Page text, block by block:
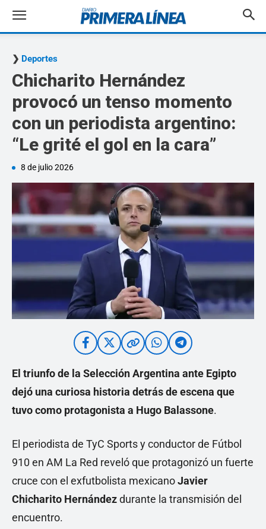
Deportes
Chicharito Hernández
provocó un tenso momento
con un periodista argentino:
“Le grité el gol en la cara”
8 de julio 2026
El triunfo de la Selección Argentina ante Egipto
dejó una curiosa historia detrás de escena que
tuvo como protagonista a Hugo Balassone.
El periodista de TyC Sports y conductor de Fútbol
910 en AM La Red reveló que protagonizó un fuerte
cruce con el exfutbolista mexicanoJavier
Chicharito Hernándezdurante la transmisión del
encuentro.